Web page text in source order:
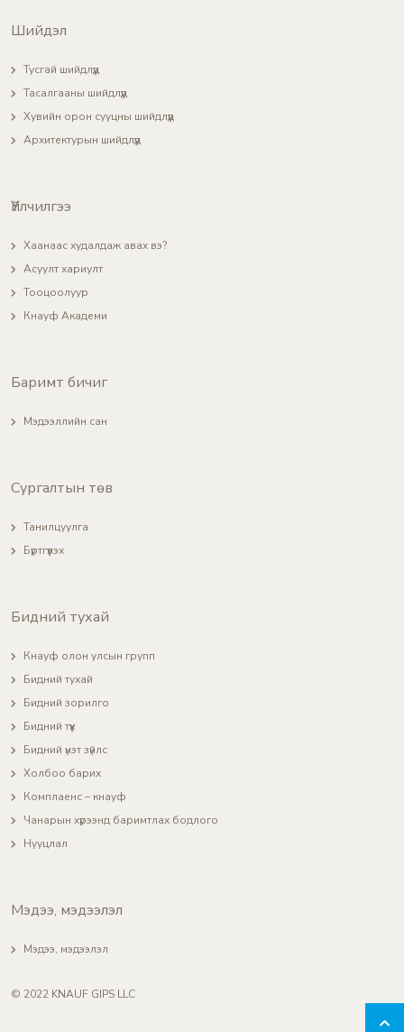
Шийдэл
Тусгай шийдлүүд
Тасалгааны шийдлүүд
Хувийн орон сууцны шийдлүүд
Архитектурын шийдлүүд
Үйлчилгээ
Хаанаас худалдаж авах вэ?
Асуулт хариулт
Тооцоолуур
Кнауф Академи
Баримт бичиг
Мэдээллийн сан
Сургалтын төв
Танилцуулга
Бүртгүүлэх
Бидний тухай
Кнауф олон улсын групп
Бидний тухай
Бидний зорилго
Бидний түүх
Бидний үнэт зүйлс
Холбоо барих
Комплаенс – кнауф
Чанарын хүрээнд баримтлах бодлого
Нууцлал
Мэдээ, мэдээлэл
Мэдээ, мэдээлэл
© 2022 KNAUF GIPS LLC